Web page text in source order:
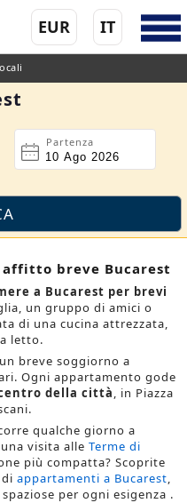
IT
EUR
Partenza
breve Bucarest
a Bucarest per brevi
un gruppo di amici o
di una cucina attrezzata,
letto.
breve soggiorno a
Ogni appartamento gode
della città, in Piazza
qualche giorno a
visita alle Terme di
più compatta? Scoprite
appartamenti a Bucarest,
per ogni esigenza .